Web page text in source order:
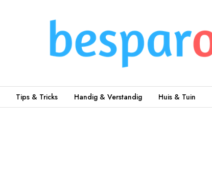
Tips & Tricks Handig & Verstandig Huis & Tuin